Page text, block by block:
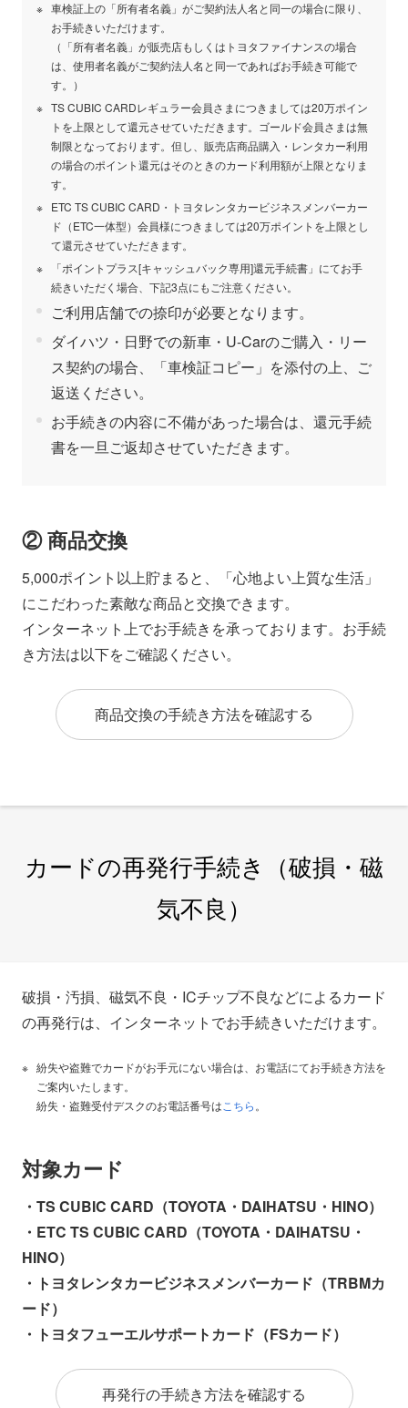
車検証上の「所有者名義」がご契約法人名と同一の場合に限り、
お手続きいただけます。
（「所有者名義」が販売店もしくはトヨタファイナンスの場合
は、使用者名義がご契約法人名と同一であればお手続き可能で
す。）
TS CUBIC CARDレギュラー会員さまにつきましては20万ポイン
トを上限として還元させていただきます。ゴールド会員さまは無
制限となっております。但し、販売店商品購入・レンタカー利用
の場合のポイント還元はそのときのカード利用額が上限となりま
す。
ETC TS CUBIC CARD・トヨタレンタカービジネスメンバーカー
ド（ETC一体型）会員様につきましては20万ポイントを上限とし
て還元させていただきます。
「ポイントプラス[キャッシュバック専用]還元手続書」にてお手
続きいただく場合、下記3点にもご注意ください。
ご利用店舗での捺印が必要となります。
ダイハツ・日野での新車・U-Carのご購入・リー
ス契約の場合、「車検証コピー」を添付の上、ご
返送ください。
お手続きの内容に不備があった場合は、還元手続
書を一旦ご返却させていただきます。
② 商品交換
5,000ポイント以上貯まると、「心地よい上質な生活」
にこだわった素敵な商品と交換できます。
インターネット上でお手続きを承っております。お手続
き方法は以下をご確認ください。
商品交換の手続き方法を確認する
カードの再発行手続き（破損・磁
気不良）
破損・汚損、磁気不良・ICチップ不良などによるカード
の再発行は、インターネットでお手続きいただけます。
紛失や盗難でカードがお手元にない場合は、お電話にてお手続き方法を
ご案内いたします。
紛失・盗難受付デスクのお電話番号は こちら 。
対象カード
・TS CUBIC CARD（TOYOTA・DAIHATSU・HINO）
・ETC TS CUBIC CARD（TOYOTA・DAIHATSU・
HINO）
・トヨタレンタカービジネスメンバーカード（TRBMカ
ード）
・トヨタフューエルサポートカード（FSカード）
再発行の手続き方法を確認する